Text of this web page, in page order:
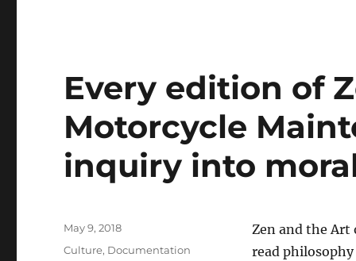
Every edition of
Motorcycle
inquiry into
Zen and the Art
read
Posted
May 9, 2018
Categories
Culture, Documentation